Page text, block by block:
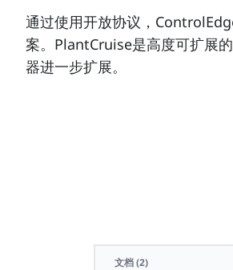
通过使用开放协议，
案。PlantCruise是高度可扩展
器进一步扩展。
文档(2)